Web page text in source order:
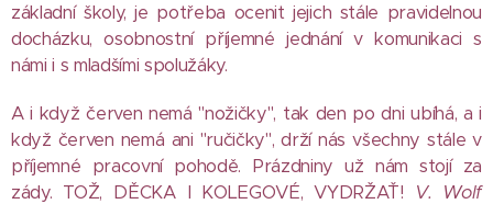
základní školy, je potřeba ocenit jejich stále pravidelnou
docházku, osobnostní příjemné jednání v komunikaci s
námi i s mladšími spolužáky.
A i když červen nemá "nožičky", tak den po dni ubíhá, a i
když červen nemá ani "ručičky", drží nás všechny stále v
příjemné pracovní pohodě. Prázdniny už nám stojí za
zády. TOŽ, DĚCKA I KOLEGOVÉ, VYDRŽAŤ!
V. Wolf